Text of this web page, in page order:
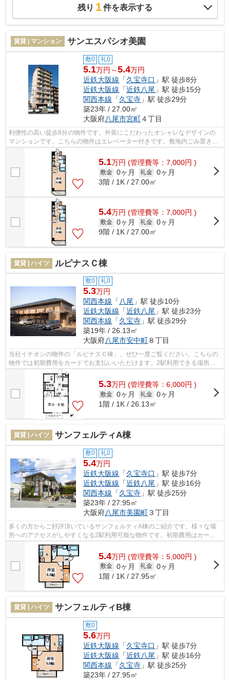
残り 1件を表示する
賃貸 | マンション サンエスパシオ美園
敷0 礼0
5.1万円～5.4万円
近鉄大阪線 「久宝寺口 」駅 徒歩8分
近鉄大阪線 「近鉄八尾 」駅 徒歩15分
関西本線 「久宝寺 」駅 徒歩29分
築23年 / 27.00㎡
大阪府八尾市宮町４丁目
利便性の高い徒歩8分の物件です。外装にこだわったオシャレなデザインの
マンションです。こちらの物件はエレベーター付きです。敷地内ごみ置き場
もあり、ゴミ捨ても楽々。地域によって...
5.1万円 (管理費等：7,000円 )
敷金 0ヶ月 礼金 0ヶ月
3階 / 1K / 27.00㎡
5.4万円 (管理費等：7,000円 )
敷金 0ヶ月 礼金 0ヶ月
9階 / 1K / 27.00㎡
賃貸 | ハイツ ルピナスＣ棟
敷0 礼0
5.3万円
関西本線 「八尾 」駅 徒歩10分
近鉄大阪線 「近鉄八尾 」駅 徒歩23分
関西本線 「久宝寺 」駅 徒歩29分
築19年 / 26.13㎡
大阪府八尾市安中町８丁目
当社イチオシの物件の「ルピナスＣ棟」。ぜひ一度ご覧ください。こちらの
物件では初期費用をカードでお支払いいただけます。2駅利用できる場所に
あり、行き先に合わせて使い分けができ...
5.3万円 (管理費等：6,000円 )
敷金 0ヶ月 礼金 0ヶ月
1階 / 1K / 26.13㎡
賃貸 | ハイツ サンフェルティA棟
敷0 礼0
5.4万円
近鉄大阪線 「久宝寺口 」駅 徒歩7分
近鉄大阪線 「近鉄八尾 」駅 徒歩16分
関西本線 「久宝寺 」駅 徒歩25分
築23年 / 27.95㎡
大阪府八尾市美園町３丁目
多くの方からご好評頂いているサンフェルティA棟のご紹介です。様々な場
所へのアクセスがしやすくなる2駅利用可能な物件です。初期費用はカード
で決済いただけます。アクセスの良い徒...
5.4万円 (管理費等：5,000円 )
敷金 0ヶ月 礼金 0ヶ月
1階 / 1K / 27.95㎡
賃貸 | ハイツ サンフェルティB棟
敷0
5.6万円
近鉄大阪線 「久宝寺口 」駅 徒歩7分
近鉄大阪線 「近鉄八尾 」駅 徒歩16分
関西本線 「久宝寺 」駅 徒歩25分
築23年 / 27.95㎡